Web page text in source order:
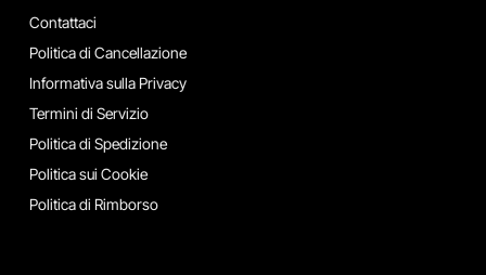
Contattaci
Politica di Cancellazione
Informativa sulla Privacy
Termini di Servizio
Politica di Spedizione
Politica sui Cookie
Politica di Rimborso